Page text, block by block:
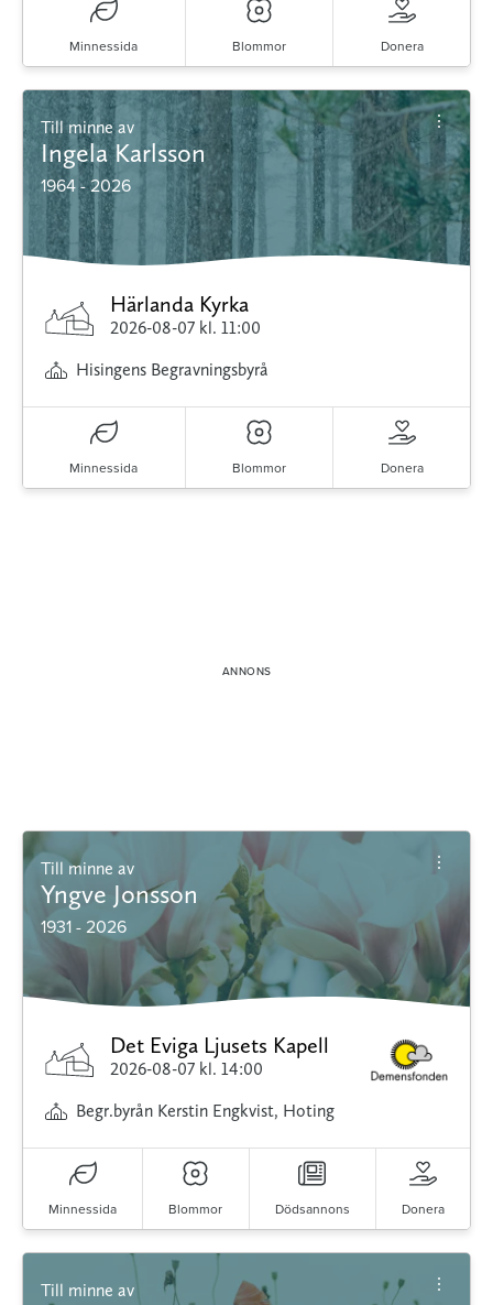
Minnessida Blommor Donera
Till minne av
Ingela Karlsson
1964 - 2026
Härlanda Kyrka
2026-08-07 kl. 11:00
Hisingens Begravningsbyrå
Minnessida Blommor Donera
Till minne av
Yngve Jonsson
1931 - 2026
Det Eviga Ljusets Kapell
2026-08-07 kl. 14:00
Begr.byrån Kerstin Engkvist, Hoting
Minnessida Blommor Dödsannons Donera
Till minne av